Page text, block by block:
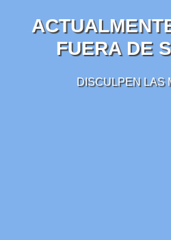
FUERA DE
DISCULPEN LAS